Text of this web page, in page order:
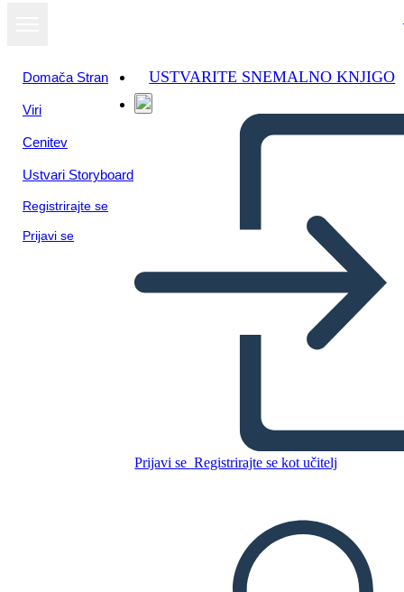
Domača Stran
Viri
Cenitev
Ustvari Storyboard
Registrirajte se
Prijavi se
USTVARITE SNEMALNO KNJIGO
Prijavi se Registrirajte se kot učitelj
Kopirajte to snemalno knjigo
PREDVAJANJE DIAPROJEKCIJE
PREBERI MI